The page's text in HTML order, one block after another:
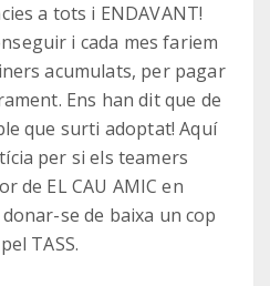
a tots i ENDAVANT!
i cada mes fariem
acumulats, per pagar
Ens han dit que de
que surti adoptat! Aquí
per si els teamers
de EL CAU AMIC en
se de baixa un cop
TASS.